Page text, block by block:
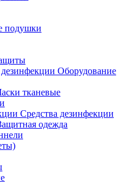
подушки
Оборудование
тканевые
Средства дезинфекции
одежда